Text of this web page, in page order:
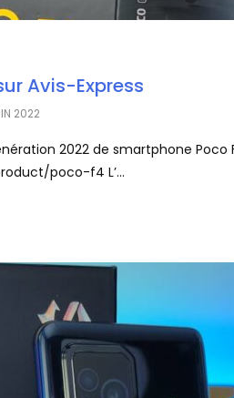
Avis-Express
2022
2022 de smartphone Poco
poco-f4 L’...